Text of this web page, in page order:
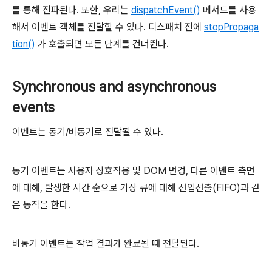
를 통해 전파된다. 또한, 우리는 dispatchEvent() 메서드를 사용
해서 이벤트 객체를 전달할 수 있다. 디스패치 전에 stopPropaga
tion() 가 호출되면 모든 단계를 건너뛴다.
Synchronous and asynchronous
events
이벤트는 동기/비동기로 전달될 수 있다.
동기 이벤트는 사용자 상호작용 및 DOM 변경, 다른 이벤트 측면
에 대해, 발생한 시간 순으로 가상 큐에 대해 선입선출(FIFO)과 같
은 동작을 한다.
비동기 이벤트는 작업 결과가 완료될 때 전달된다.